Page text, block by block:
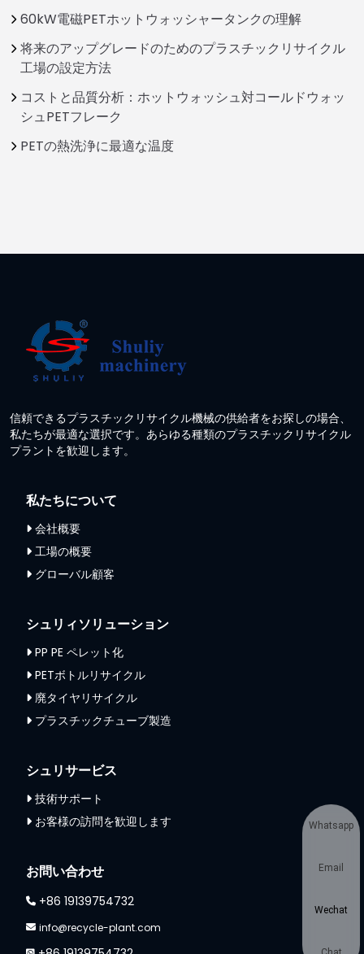
60kW電磁PETホットウォッシャータンクの理解
将来のアップグレードのためのプラスチックリサイクル
工場の設定方法
コストと品質分析：ホットウォッシュ対コールドウォッ
シュPETフレーク
PETの熱洗浄に最適な温度
信頼できるプラスチックリサイクル機械の供給者をお探しの場合、
私たちが最適な選択です。あらゆる種類のプラスチックリサイクル
プラントを歓迎します。
私たちについて
会社概要
工場の概要
グローバル顧客
シュリィソリューション
PP PE ペレット化
PETボトルリサイクル
廃タイヤリサイクル
プラスチックチューブ製造
シュリサービス
技術サポート
お客様の訪問を歓迎します
お問い合わせ
+86 19139754732
info@recycle-plant.com
Whatsapp
Email
Wechat